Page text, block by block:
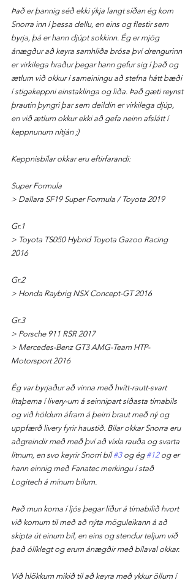
Það er þannig séð ekki ýkja langt síðan ég kom
Snorra inn í þessa dellu, en eins og flestir sem
byrja, þá er hann djúpt sokkinn. Ég er mjög
ánægður að keyra samhliða brósa því drengurinn
er virkilega hraður þegar hann gefur sig í það og
ætlum við okkur í sameiningu að stefna hátt bæði
í stigakeppni einstaklinga og liða. Það gæti reynst
þrautin þyngri þar sem deildin er virkilega djúp,
en við ætlum okkur ekki að gefa neinn afslátt í
keppnunum nítján ;)
Keppnisbílar okkar eru eftirfarandi:
Super Formula
> Dallara SF19 Super Formula / Toyota 2019
Gr.1
> Toyota TS050 Hybrid Toyota Gazoo Racing
2016
Gr.2
> Honda Raybrig NSX Concept-GT 2016
Gr.3
> Porsche 911 RSR 2017
> Mercedes-Benz GT3 AMG-Team HTP-
Motorsport 2016
Ég var byrjaður að vinna með hvítt-rautt-svart
litaþema í livery-um á seinnipart síðasta tímabils
og við höldum áfram á þeirri braut með ný og
uppfærð livery fyrir haustið. Bílar okkar Snorra eru
aðgreindir með með því að víxla rauða og svarta
litnum, en svo keyrir Snorri bíl #3 og ég #12 og er
hann einnig með Fanatec merkingu í stað
Logitech á mínum bílum.
Það mun koma í ljós þegar líður á tímabilið hvort
við komum til með að nýta möguleikann á að
skipta út einum bíl, en eins og stendur teljum við
það ólíklegt og erum ánægðir með bílaval okkar.
Við hlökkum mikið til að keyra með ykkur öllum í